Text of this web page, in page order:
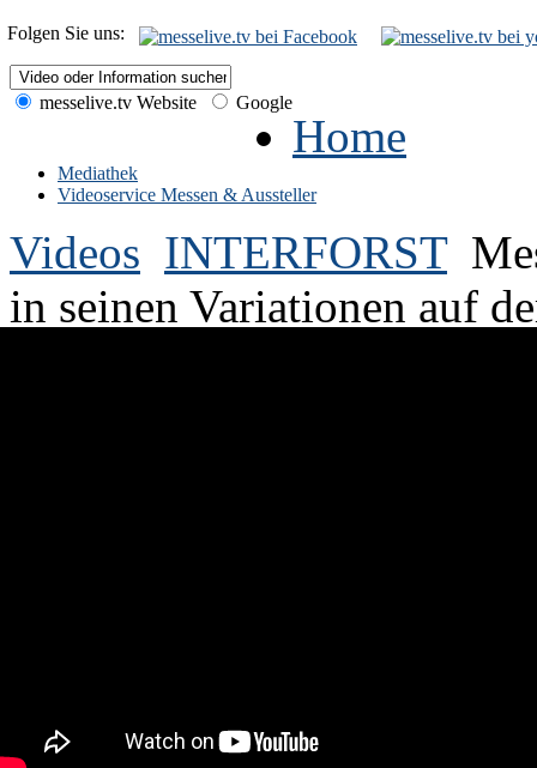
Folgen Sie uns:
messelive.tv Website Google
Home
Mediathek
Videoservice Messen & Aussteller
Videos INTERFORST
in seinen Variationen auf